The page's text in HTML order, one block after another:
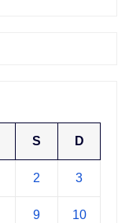
S D
2 3
9 10